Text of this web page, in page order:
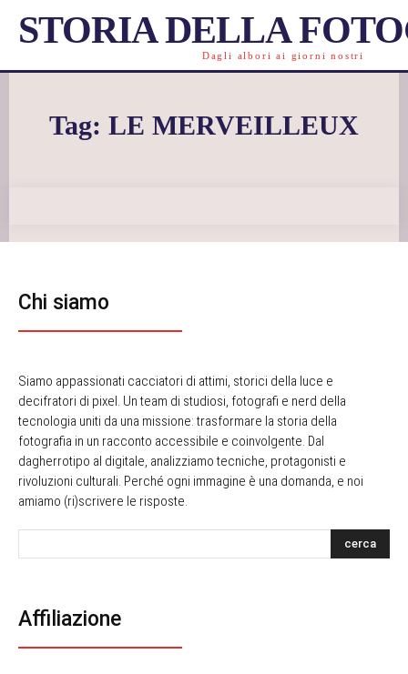
STORIA DELLA
Dagli albori ai giorni nostri
Tag: LE MERVEILLEUX
Chi siamo
Siamo appassionati cacciatori di attimi, storici della luce e
decifratori di pixel. Un team di studiosi, fotografi e nerd della
tecnologia uniti da una missione: trasformare la storia della
fotografia in un racconto accessibile e coinvolgente. Dal
dagherrotipo al digitale, analizziamo tecniche, protagonisti e
rivoluzioni culturali. Perché ogni immagine è una domanda, e noi
amiamo (ri)scrivere le risposte.
cerca
Affiliazione